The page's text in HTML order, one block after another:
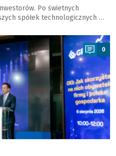
Po świetnych
spółek technologicznych …
0